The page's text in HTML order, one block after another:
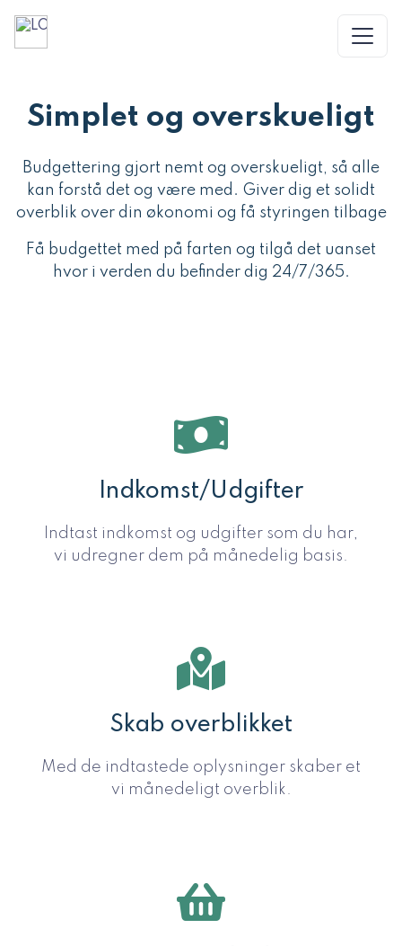
Simplet og overskueligt
Budgettering gjort nemt og overskueligt, så alle
kan forstå det og være med. Giver dig et solidt
overblik over din økonomi og få styringen tilbage
Få budgettet med på farten og tilgå det uanset
hvor i verden du befinder dig 24/7/365.
Indkomst/Udgifter
Indtast indkomst og udgifter som du har,
vi udregner dem på månedelig basis.
Skab overblikket
Med de indtastede oplysninger skaber et
vi månedeligt overblik.